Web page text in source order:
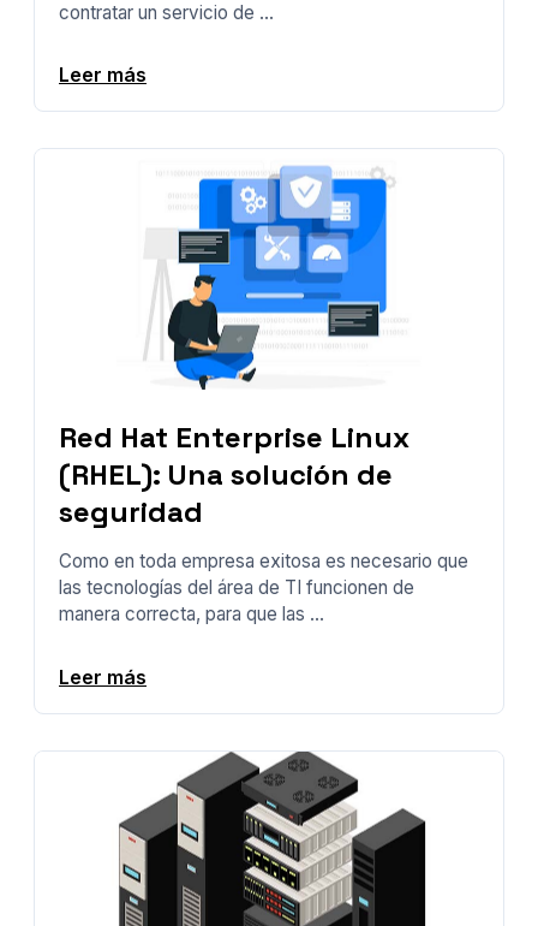
contratar un servicio de ...
Leer más
Red Hat Enterprise Linux
(RHEL): Una solución de
seguridad
Como en toda empresa exitosa es necesario que
las tecnologías del área de TI funcionen de
manera correcta, para que las ...
Leer más